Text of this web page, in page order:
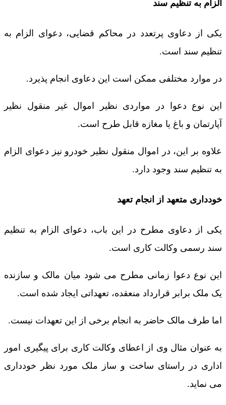
الزام به تنظیم سند
یکی از دعاوی پرتعدد در محاکم قضایی، دعوای الزام به
تنظیم سند است.
در موارد مختلفی ممکن است این دعاوی انجام پذیرد.
این نوع دعوا در مواردی نظیر اموال غیر منقول نظیر
آپارتمان و باغ یا مغازه قابل طرح است.
علاوه بر این، در اموال منقول نظیر خودرو نیز دعوای الزام
به تنظیم سند وجود دارد.
خودداری متعهد از انجام تعهد
یکی از دعاوی مطرح در این باب، دعوای الزام به تنظیم
سند رسمی وکالت کاری است.
این نوع دعوا زمانی مطرح می شود میان مالک و سازنده
یک ملک برابر قرارداد منعقده، تعهداتی ایجاد شده است.
اما طرف مالک حاضر به انجام برخی از این تعهدات نیست.
به عنوان مثال وی از اعطای وکالت کاری برای پیگیری امور
اداری در راستای ساخت و ساز ملک مورد نظر خودداری
می نماید.